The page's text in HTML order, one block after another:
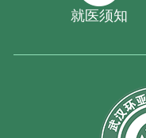
就医须知